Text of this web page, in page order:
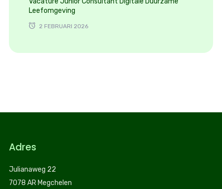
Leefomgeving
2 FEBRUARI 2026
Adres
Julianaweg 22
7078 AR Megchelen